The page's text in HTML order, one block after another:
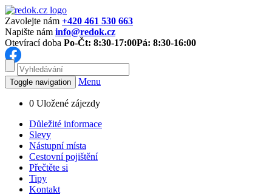
Zavolejte nám +420 461 530 663
Napište nám info@redok.cz
Otevírací doba Po-Čt: 8:30-17:00Pá: 8:30-16:00
Toggle navigation Menu
0 Uložené zájezdy
Důležité informace
Slevy
Nástupní místa
Cestovní pojištění
Přečtěte si
Tipy
Kontakt